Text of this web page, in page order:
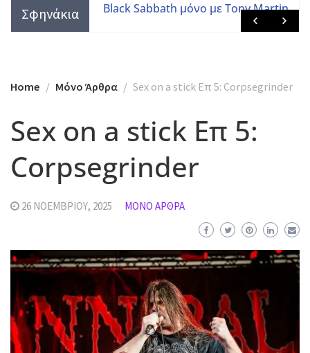
Σφηνάκια
με τις
μελών
Black Sabbath μόνο με Tony Martin
Home Mόνο Άρθρα Sex on a stick Επ 5: Corpsegrinder
Sex on a stick Επ 5:
Corpsegrinder
26 ΝΟΕΜΒΡΊΟΥ, 2025 MΌΝΟ ΆΡΘΡΑ